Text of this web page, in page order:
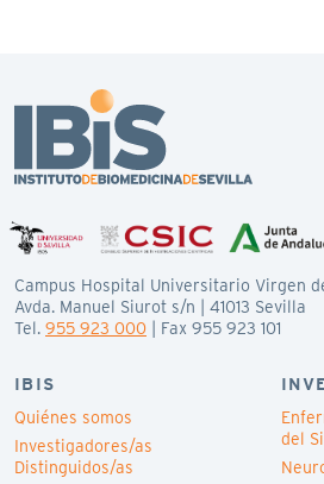
Campus Hospital Universitario Virgen
Avda. Manuel Siurot s/n | 41013 Sevilla
Tel. 955 923 000 | Fax 955 923 101
IBIS
Quiénes somos
Investigadores/as
Distinguidos/as
del